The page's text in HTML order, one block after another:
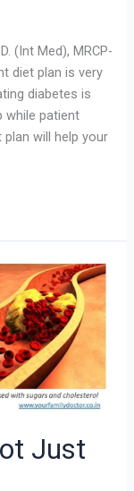
(Int Med), MRCP-
diet plan is very
diabetes is
while patient
will help your
Just